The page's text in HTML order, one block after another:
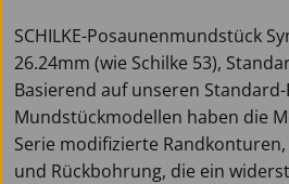
SCHILKE-Posaunenmundstück
26.24mm (wie Schilke 53),
Basierend auf unseren
Mundstückmodellen haben die
Serie modifizierte
und Rückbohrung, die ein